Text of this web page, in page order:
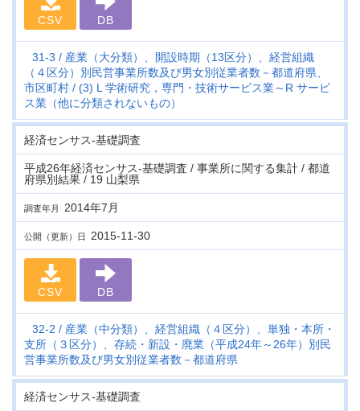
CSV DB
31-3
産業（大分類）、開設時期（13区分）、経営組織
（４区分）別民営事業所数及び男女別従業者数－都道府県、
市区町村
(3) L 学術研究，専門・技術サービス業～R サービ
ス業（他に分類されないもの）
経済センサス‐基礎調査
平成26年経済センサス‐基礎調査 / 事業所に関する集計 / 都道
府県別結果 / 19 山梨県
調査年月 2014年7月
公開（更新）日 2015-11-30
CSV DB
32-2
産業（中分類）、経営組織（４区分）、単独・本所・
支所（３区分）、存続・新設・廃業（平成24年～26年）別民
営事業所数及び男女別従業者数－都道府県
経済センサス‐基礎調査